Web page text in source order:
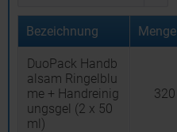
Bezeichnung Menge
DuoPack Handb
alsam Ringelblu
me + Handreinig
ungsgel (2 x 50
ml)
320